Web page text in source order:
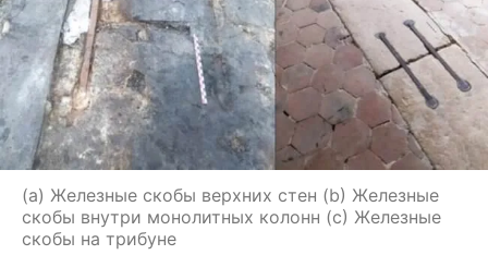
(а) Железные скобы верхних стен (b) Железные
скобы внутри монолитных колонн (c) Железные
скобы на трибуне